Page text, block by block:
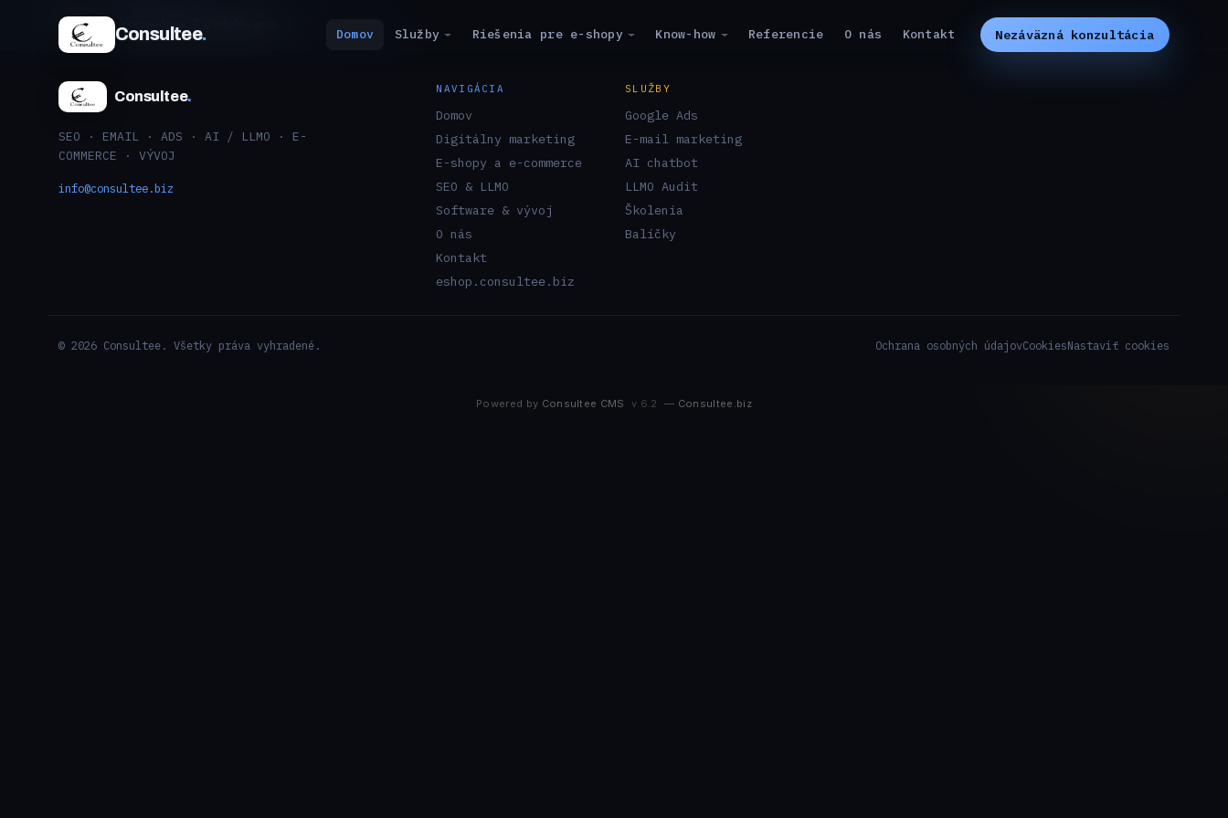
Consultee. Domov Služby Riešenia pre e-shopy Know-how Referencie O nás Kontakt Nezáväzná konzultácia
Domov Know-how & vzdelávanie
Consultee.
SEO · EMAIL · ADS · AI / LLMO · E-
COMMERCE · VÝVOJ
info@consultee.biz
NAVIGÁCIA
Domov
Digitálny marketing
E-shopy a e-commerce
SEO & LLMO
Software & vývoj
O nás
Kontakt
eshop.consultee.biz
SLUŽBY
Google Ads
E-mail marketing
AI chatbot
LLMO Audit
Školenia
Balíčky
© 2026 Consultee. Všetky práva vyhradené. Ochrana osobných údajovCookiesNastaviť cookies
Powered by Consultee CMS v.6.2 — Consultee.biz